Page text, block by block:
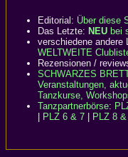
Editorial: Über diese
Das Letzte: NEU bei
verschiedene andere
WELTWEITE
Rezensionen /
SCHWARZES
Veranstaltungen,
Tanzkurse,
Tanzpartnerbörse:
PLZ 6 & 7 PLZ 8